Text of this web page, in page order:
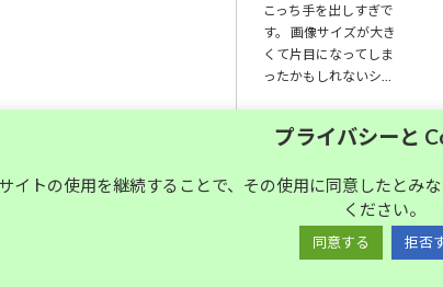
こっち手を出しすぎで
す。 画像サイズが大き
くて片目になってしま
ったかもしれないシ…
大須中毒名古屋人
のブログ
Copyright © 大須中毒名古屋人のブログ
withLightning Theme&
プライバシーと
イトの使用を継続することで、その使用に同意したとみ
ください。
同意する 拒否